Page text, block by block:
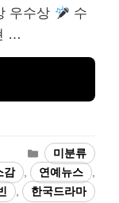
우수상
수
…
카
테
고
리
미분류
감 , 연예뉴스
,
, 한국드라마